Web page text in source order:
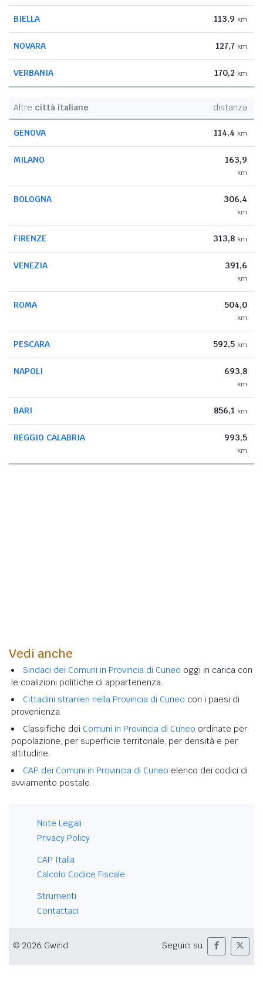
BIELLA 113,9 km
NOVARA 127,7 km
VERBANIA 170,2 km
Altre città italiane distanza
GENOVA 114,4 km
MILANO 163,9
km
BOLOGNA 306,4
km
FIRENZE 313,8 km
VENEZIA 391,6
km
ROMA 504,0
km
PESCARA 592,5 km
NAPOLI 693,8
km
BARI 856,1 km
REGGIO CALABRIA 993,5
km
Vedi anche
Sindaci dei Comuni in Provincia di Cuneo oggi in carica con
le coalizioni politiche di appartenenza.
Cittadini stranieri nella Provincia di Cuneo con i paesi di
provenienza.
Classifiche dei Comuni in Provincia di Cuneo ordinate per
popolazione, per superficie territoriale, per densità e per
altitudine.
CAP dei Comuni in Provincia di Cuneo elenco dei codici di
avviamento postale.
Note Legali
Privacy Policy
CAP Italia
Calcolo Codice Fiscale
Strumenti
Contattaci
© 2026 Gwind Seguici su